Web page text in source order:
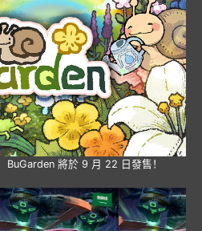
BuGarden 將於 9 月 22 日發售！